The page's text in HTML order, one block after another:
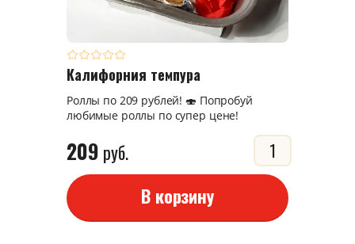
Калифорния темпура
Роллы по 209 рублей! 🍣 Попробуй
любимые роллы по супер цене!
209 руб.
В корзину